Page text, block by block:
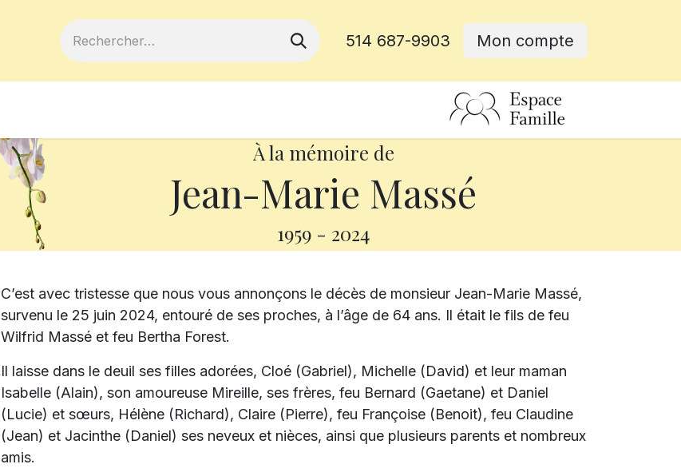
514 687-9903 Mon compte
À la mémoire de
Jean-Marie Massé
1959 - 2024
C’est avec tristesse que nous vous annonçons le décès de monsieur Jean-Marie Massé,
survenu le 25 juin 2024, entouré de ses proches, à l’âge de 64 ans. Il était le fils de feu
Wilfrid Massé et feu Bertha Forest.
Il laisse dans le deuil ses filles adorées, Cloé (Gabriel), Michelle (David) et leur maman
Isabelle (Alain), son amoureuse Mireille, ses frères, feu Bernard (Gaetane) et Daniel
(Lucie) et sœurs, Hélène (Richard), Claire (Pierre), feu Françoise (Benoit), feu Claudine
(Jean) et Jacinthe (Daniel) ses neveux et nièces, ainsi que plusieurs parents et nombreux
amis.